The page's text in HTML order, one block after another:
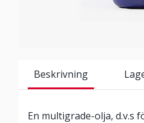
Beskrivning
En multigrade-olja, d.v.s